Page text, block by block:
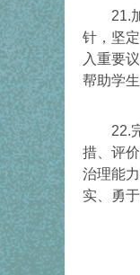
21.加
针，坚
入重要
帮助学
22.完
措、评
治理能
实、勇